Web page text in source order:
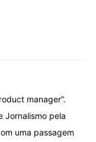
manager”.
Jornalismo pela
uma passagem